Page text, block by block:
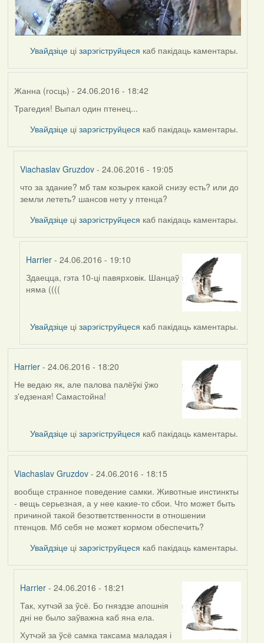
Увайдзіце цізарэгіструйцеся каб пакідаць каментары.
Жанна (госць) - 24.06.2016 - 18:42
Трагедия! Выпал один птенец...
Увайдзіце цізарэгіструйцеся каб пакідаць каментары.
Viachaslav Gruzdov - 24.06.2016 - 19:05
In
reply
Жанна
что за здание? мб там козырек какой снизу есть? или до
земли лететь? шансов нету у птенца?
Увайдзіце цізарэгіструйцеся каб пакідаць каментары.
Harrier - 24.06.2016 - 19:10
In
reply
Viachaslav
Gruzdov
Здаецца, гэта 10-ці павярховік. Шанцаў
няма ((((
Увайдзіце цізарэгіструйцеся каб пакідаць каментары.
Harrier- 24.06.2016 - 18:20
Не ведаю як, але палова палёўкі ўжо
з'едзеная! Самастойна!
Увайдзіце цізарэгіструйцеся каб пакідаць каментары.
Viachaslav Gruzdov- 24.06.2016 - 18:15
вообще странное поведение самки. Животные инстинкты
- вещь серьезная, а у нее какие-то сбои. Что может быть
причиной такой безответственности в отношении
птенцов. Мб себя не может кормом обеспечить?
Увайдзіце цізарэгіструйцеся каб пакідаць каментары.
Harrier - 24.06.2016 - 18:21
In
reply
to
Так, хутчэй за ўсё. Бо гняздзе апошнія
дні не было заўважна каб яна ела.
Хутчэй за ўсё самка таксама маладая і